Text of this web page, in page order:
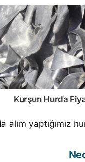
Kurşun Hurda
alım yaptığımız